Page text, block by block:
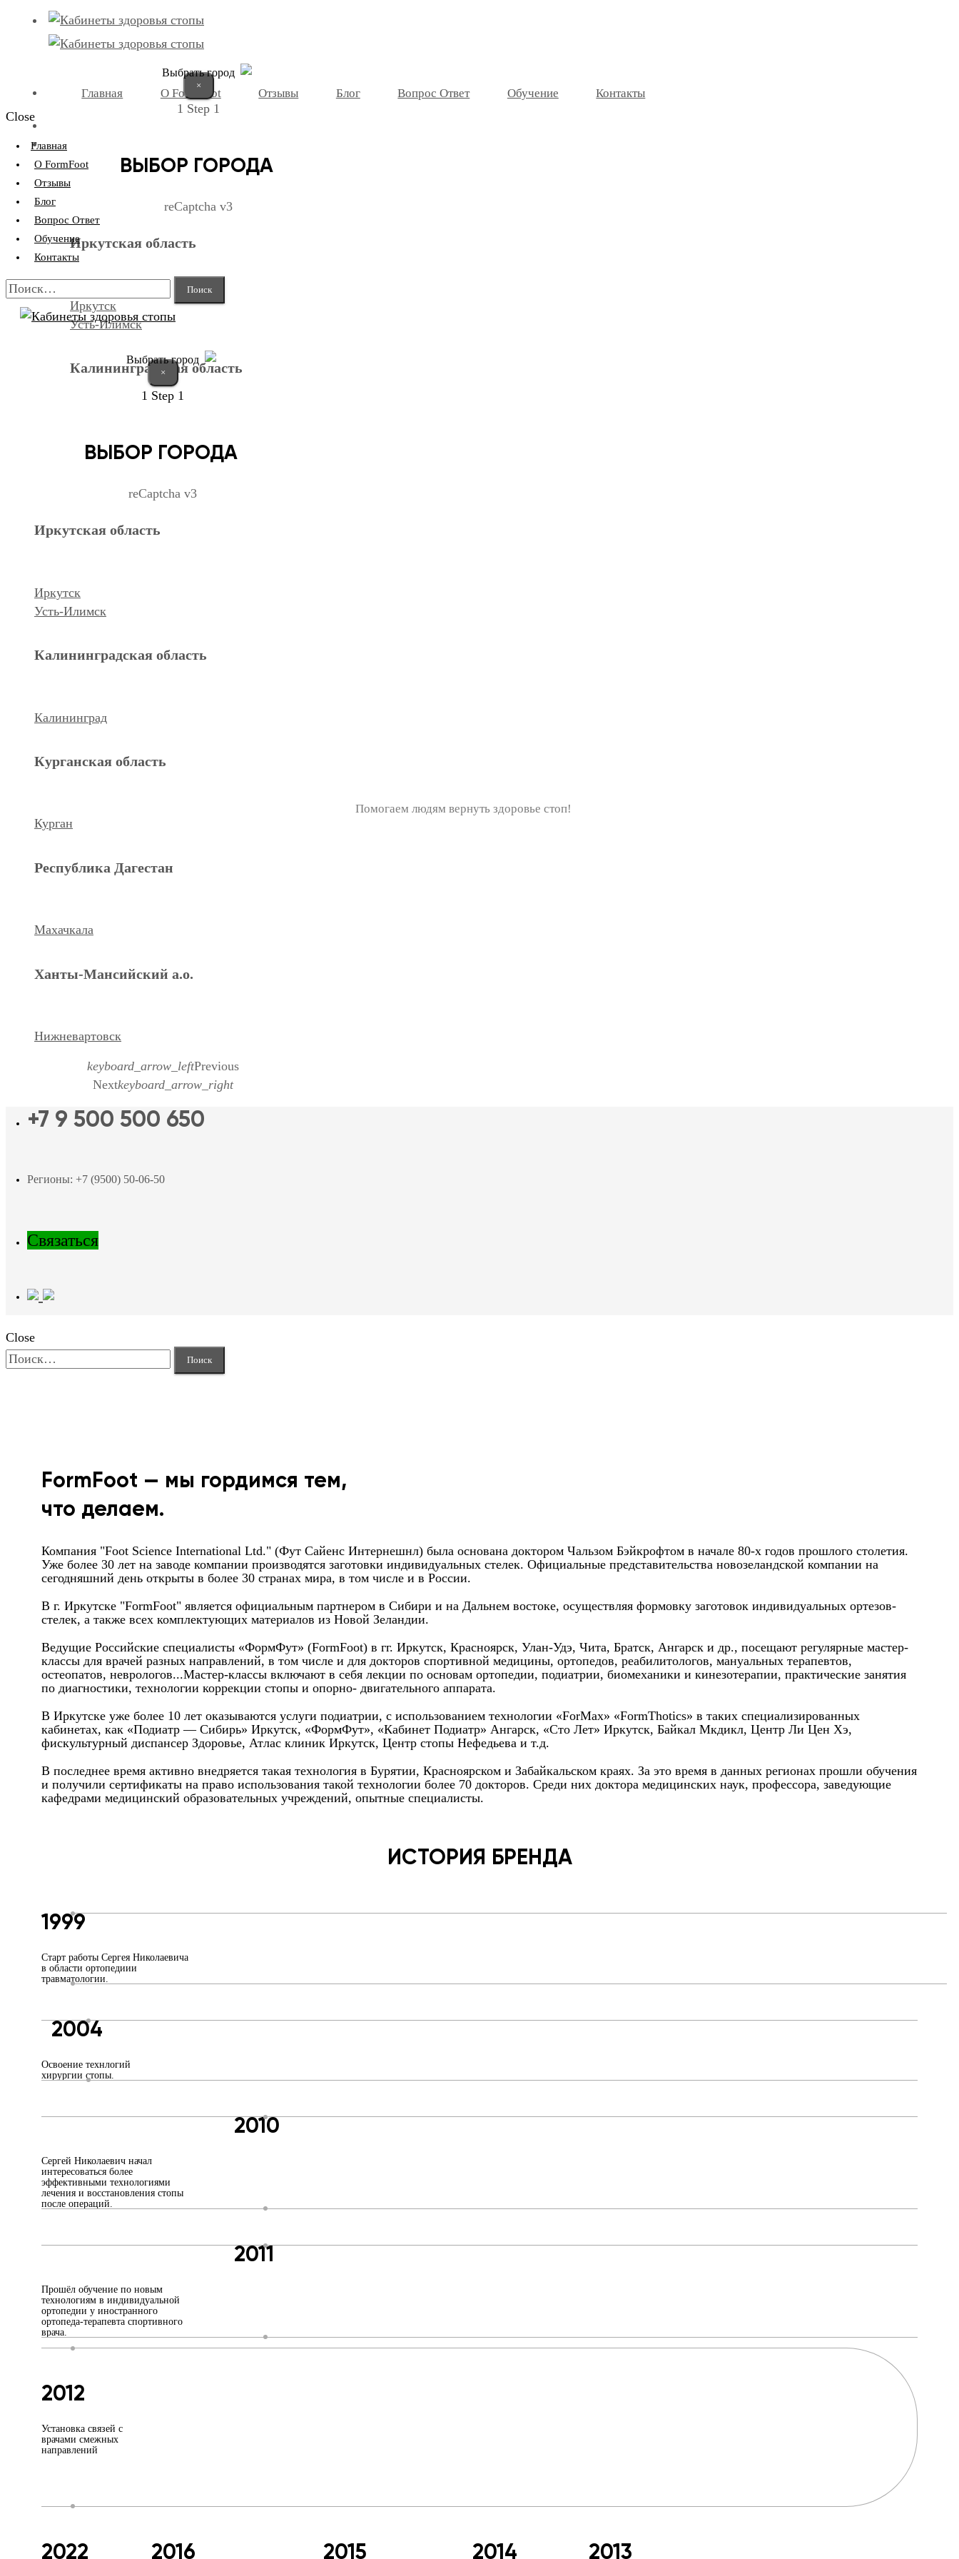
Выбрать город
×
1 Step 1
ВЫБОР ГОРОДА
reCaptcha v3
Иркутская область
Иркутск
Усть-Илимск
Калининградская область
Курган
Помогаем людям вернуть здоровье стоп!
Главная О FormFoot Отзывы Блог Вопрос Ответ Обучение Контакты
Close
Главная
О FormFoot
Отзывы
Блог
Вопрос Ответ
Обучение
Контакты
Найти:
Выбрать город
×
1 Step 1
ВЫБОР ГОРОДА
reCaptcha v3
Иркутская область
Иркутск
Усть-Илимск
Калининградская область
Калининград
Курганская область
Курган
Республика Дагестан
Махачкала
Ханты-Мансийский а.о.
Нижневартовск
keyboard_arrow_leftPrevious
Nextkeyboard_arrow_right
+7 9 500 500 650
Регионы: +7 (9500) 50-06-50
Связаться
Close
Найти:
FormFoot — мы гордимся тем,
что делаем.
Компания "Foot Science International Ltd." (Фут Сайенс Интернешнл) была основана доктором Чальзом Бэйкрофтом в начале 80-х годов прошлого столетия.
Уже более 30 лет на заводе компании производятся заготовки индивидуальных стелек. Официальные представительства новозеландской компании на
сегодняшний день открыты в более 30 странах мира, в том числе и в России.
В г. Иркутске "FormFoot" является официальным партнером в Сибири и на Дальнем востоке, осуществляя формовку заготовок индивидуальных ортезов-
стелек, а также всех комплектующих материалов из Новой Зеландии.
Ведущие Российские специалисты «ФормФут» (FormFoot) в гг. Иркутск, Красноярск, Улан-Удэ, Чита, Братск, Ангарск и др., посещают регулярные мастер-
классы для врачей разных направлений, в том числе и для докторов спортивной медицины, ортопедов, реабилитологов, мануальных терапевтов,
остеопатов, неврологов...Мастер-классы включают в себя лекции по основам ортопедии, подиатрии, биомеханики и кинезотерапии, практические занятия
по диагностики, технологии коррекции стопы и опорно- двигательного аппарата.
В Иркутске уже более 10 лет оказываются услуги подиатрии, с использованием технологии «ForMax» «FormThotics» в таких специализированных
кабинетах, как «Подиатр — Сибирь» Иркутск, «ФормФут», «Кабинет Подиатр» Ангарск, «Сто Лет» Иркутск, Байкал Мкдикл, Центр Ли Цен Хэ,
фискультурный диспансер Здоровье, Атлас клиник Иркутск, Центр стопы Нефедьева и т.д.
В последнее время активно внедряется такая технология в Бурятии, Красноярском и Забайкальском краях. За это время в данных регионах прошли обучения
и получили сертификаты на право использования такой технологии более 70 докторов. Среди них доктора медицинских наук, профессора, заведующие
кафедрами медицинский образовательных учреждений, опытные специалисты.
ИСТОРИЯ БРЕНДА
1999
Старт работы Сергея Николаевича
в области ортопедиии
травматологии.
2004
Освоение технлогий
хирургии стопы.
2010
Сергей Николаевич начал
интересоваться более
эффективными технологиями
лечения и восстановления стопы
после операций.
2011
Прошёл обучение по новым
технологиям в индивидуальной
ортопедии у иностранного
ортопеда-терапевта спортивного
врача.
2012
Установка связей с
врачами смежных
направлений
2022 2016 2015 2014 2013